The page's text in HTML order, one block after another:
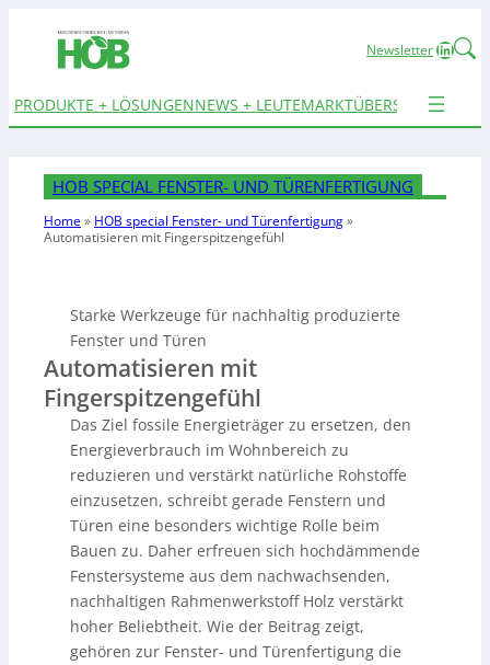
Newsletter
PRODUKTE + LÖSUNGENNEWS + LEUTEMARKTÜBERSICHTEN
HOB SPECIAL FENSTER- UND TÜRENFERTIGUNG
Home» HOB special Fenster- und Türenfertigung»
Automatisieren mit Fingerspitzengefühl
Starke Werkzeuge für nachhaltig produzierte
Fenster und Türen
Automatisieren mit
Fingerspitzengefühl
Das Ziel fossile Energieträger zu ersetzen, den
Energieverbrauch im Wohnbereich zu
reduzieren und verstärkt natürliche Rohstoffe
einzusetzen, schreibt gerade Fenstern und
Türen eine besonders wichtige Rolle beim
Bauen zu. Daher erfreuen sich hochdämmende
Fenstersysteme aus dem nachwachsenden,
nachhaltigen Rahmenwerkstoff Holz verstärkt
hoher Beliebtheit. Wie der Beitrag zeigt,
gehören zur Fenster- und Türenfertigung die